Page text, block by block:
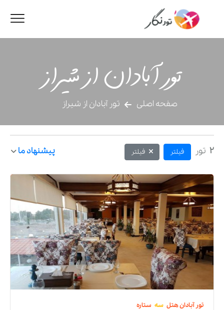
تور آبادان از شیراز
صفحه اصلی تور آبادان از شیراز
2 تور فیلتر فیلتر پیشنهاد ما
تور آبادانهتل سه ستاره